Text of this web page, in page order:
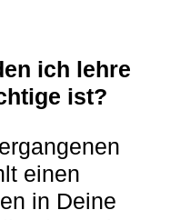
ich lehre
ist?
einen
in Deine